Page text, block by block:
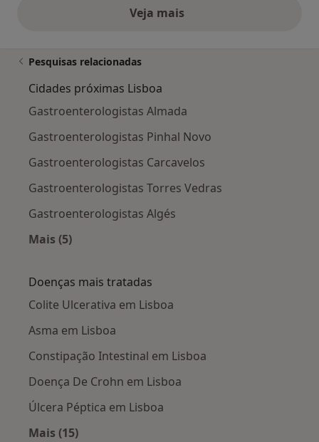
Veja maisopiniões acima
Pesquisas relacionadas
Cidades próximas Lisboa
Gastroenterologistas Almada
Gastroenterologistas Pinhal Novo
Gastroenterologistas Carcavelos
Gastroenterologistas Torres Vedras
Gastroenterologistas Algés
Mais (5)
Doenças mais tratadas
Colite Ulcerativa em Lisboa
Asma em Lisboa
Constipação Intestinal em Lisboa
Doença De Crohn em Lisboa
Úlcera Péptica em Lisboa
Mais (15)